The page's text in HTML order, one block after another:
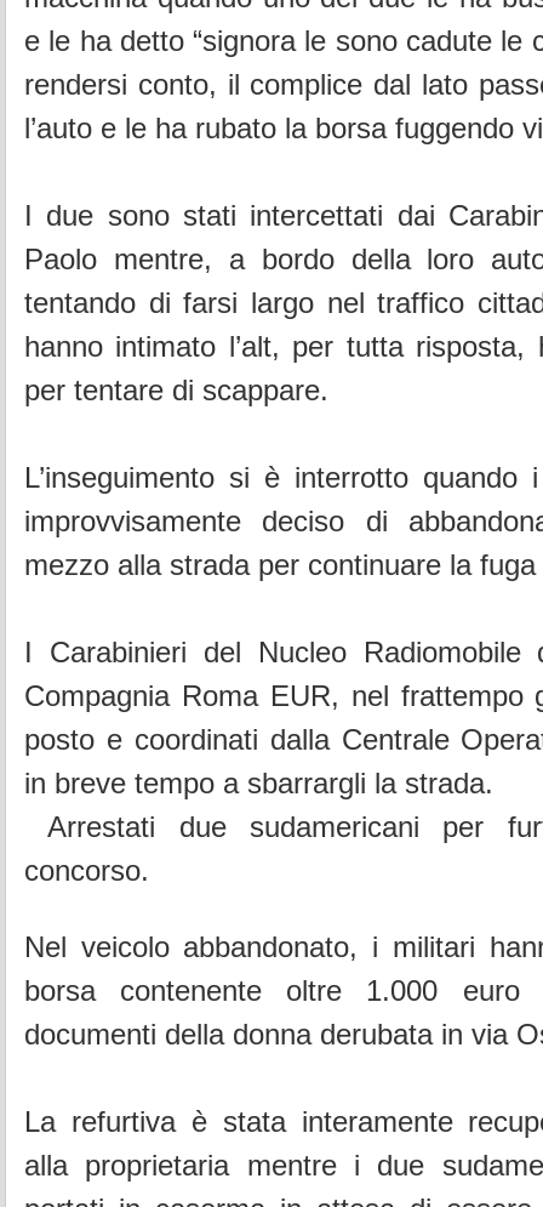
e le ha detto “signora le sono cadute le
rendersi conto, il complice dal lato
l’auto e le ha rubato la borsa fuggendo
I due sono stati intercettati dai
Paolo mentre, a bordo della loro
tentando di farsi largo nel traffico
hanno intimato l’alt, per tutta risposta,
per tentare di scappare.
L’inseguimento si è interrotto quando
improvvisamente deciso di
mezzo alla strada per continuare la
I Carabinieri del Nucleo
Compagnia Roma EUR, nel frattempo
posto e coordinati dalla Centrale
in breve tempo a sbarrargli la strada.
Arrestati due sudamericani per
concorso.
Nel veicolo abbandonato, i militari
borsa contenente oltre 1.000
documenti della donna derubata in via
La refurtiva è stata interamente
alla proprietaria mentre i due